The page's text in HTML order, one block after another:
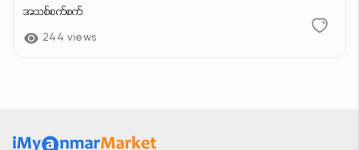
အသစ်စက်စက်
244 views